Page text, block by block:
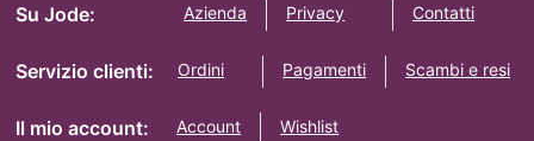
Su Jode: Azienda Privacy Contatti
Servizio clienti: Ordini Pagamenti Scambi e resi
Il mio account: Account Wishlist